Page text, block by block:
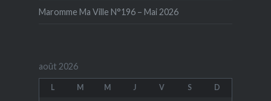
Maromme Ma Ville N°196 – Mai 2026
août 2026
L M M J V S D